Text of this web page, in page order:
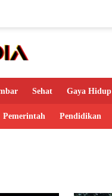
Sehat Gaya Hidup
Pemerintah Pendidikan